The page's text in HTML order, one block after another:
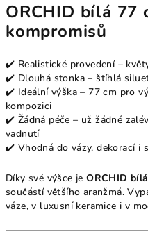
ORCHID bílá 77
kompromisů
✔️ Realistické provedení –
✔️ Dlouhá stonka – štíhlá
✔️ Ideální výška – 77 cm pro
kompozici
✔️ Žádná péče – už žádné
vadnutí
✔️ Vhodná do vázy, dekorací i
Díky své výšce jeORCHID
součástí většího aranžmá.
váze, v luxusní keramice i v